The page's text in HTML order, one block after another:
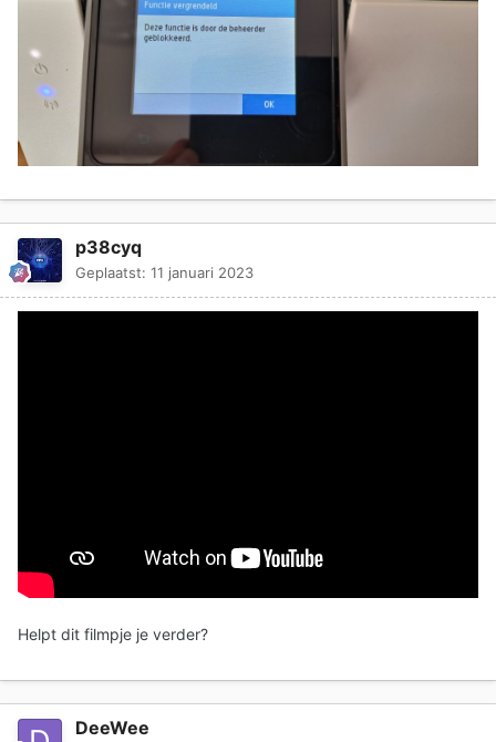
p38cyq
Geplaatst: 11 januari 2023
Helpt dit filmpje je verder?
DeeWee